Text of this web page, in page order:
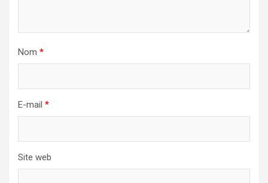
Nom *
E-mail *
Site web